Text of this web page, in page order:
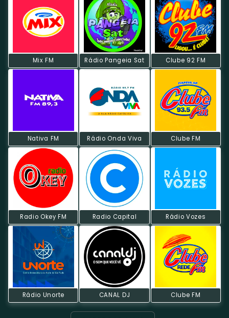
Mix FM Rádio Pangeia Sat Clube 92 FM
Nativa FM Rádio Onda Viva Clube FM
Radio Okey FM Radio Capital Rádio Vozes
Rádio Unorte CANAL DJ Clube FM